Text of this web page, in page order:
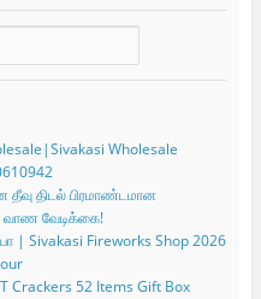
Wholesale
திடல் பிரமாண்டமான
வாண வேடிக்கை!
| Sivakasi Fireworks Shop 2026
Crackers 52 Items Gift Box